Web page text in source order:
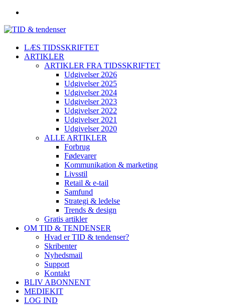
LÆS TIDSSKRIFTET
ARTIKLER
ARTIKLER FRA TIDSSKRIFTET
Udgivelser 2026
Udgivelser 2025
Udgivelser 2024
Udgivelser 2023
Udgivelser 2022
Udgivelser 2021
Udgivelser 2020
ALLE ARTIKLER
Forbrug
Fødevarer
Kommunikation & marketing
Livsstil
Retail & e-tail
Samfund
Strategi & ledelse
Trends & design
Gratis artikler
OM TID & TENDENSER
Hvad er TID & tendenser?
Skribenter
Nyhedsmail
Support
Kontakt
BLIV ABONNENT
MEDIEKIT
LOG IND